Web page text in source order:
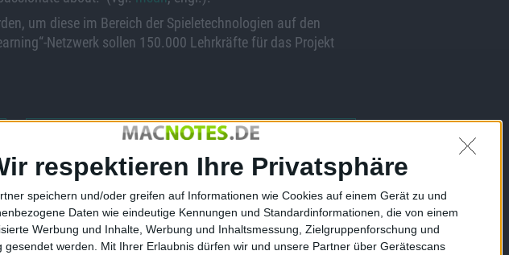
respektieren Ihre Privatsphäre
speichern und/oder greifen auf Informationen wie Cookies auf einem Gerät zu und
Daten wie eindeutige Kennungen und Standardinformationen, die von einem
Werbung und Inhalte, Werbung und Inhaltsmessung, Zielgruppenforschung und
gesendet werden.
Mit Ihrer Erlaubnis dürfen wir und unsere Partner über Gerätescans
um diese im Bereich der Spieletechnologien auf den
Netzwerk sollen 150.000 Lehrkräfte für das Projekt
Solatorobo: Red the Hunter - V…